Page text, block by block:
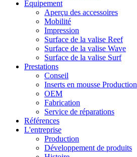
Équipement
Aperçu des accessoires
Mobilité
Impression
Surface de la valise Reef
Surface de la valise Wave
Surface de la valise Surf
Prestations
Conseil
Inserts en mousse Production
OEM
Fabrication
Service de réparations
Références
L'entreprise
Production
Développement de produits